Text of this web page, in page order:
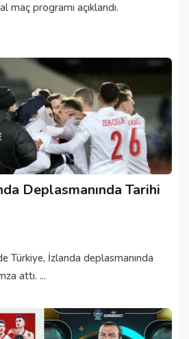
maç programı açıklandı.
Deplasmanında Tarihi
Türkiye, İzlanda deplasmanında
attı. ...